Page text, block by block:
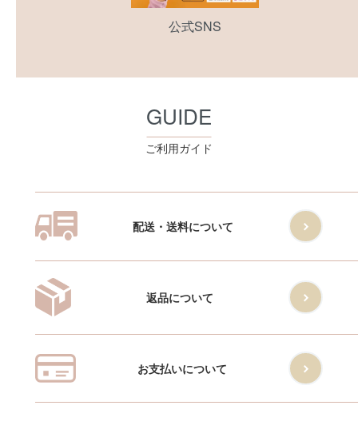
公式SNS
GUIDE
ご利用ガイド
配送・送料について
返品について
お支払いについて